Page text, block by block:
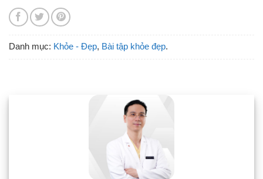
Danh mục: Khỏe - Đẹp, Bài tập khỏe đẹp.